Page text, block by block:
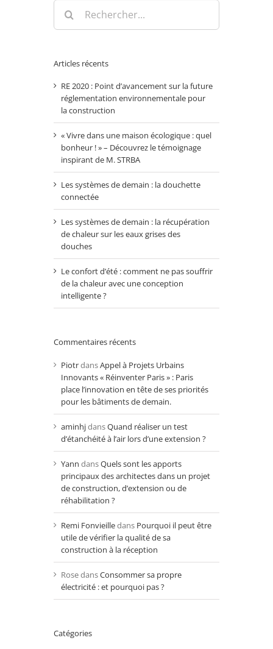
Rechercher:
Articles récents
RE 2020 : Point d’avancement sur la future
réglementation environnementale pour
la construction
« Vivre dans une maison écologique : quel
bonheur ! » – Découvrez le témoignage
inspirant de M. STRBA
Les systèmes de demain : la douchette
connectée
Les systèmes de demain : la récupération
de chaleur sur les eaux grises des
douches
Le confort d’été : comment ne pas souffrir
de la chaleur avec une conception
intelligente ?
Commentaires récents
PiotrdansAppel à Projets Urbains
Innovants « Réinventer Paris » : Paris
place l’innovation en tête de ses priorités
pour les bâtiments de demain.
aminhjdansQuand réaliser un test
d’étanchéité à l’air lors d’une extension ?
Yann dansQuels sont les apports
principaux des architectes dans un projet
de construction, d’extension ou de
réhabilitation ?
Remi Fonvieilledans Pourquoi il peut être
utile de vérifier la qualité de sa
construction à la réception
RosedansConsommer sa propre
électricité : et pourquoi pas ?
Catégories